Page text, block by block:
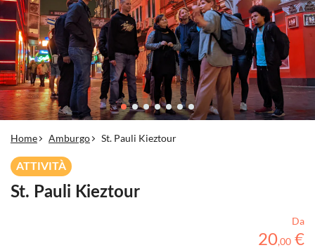
Home Amburgo St. Pauli Kieztour
ATTIVITÀ
St. Pauli Kieztour
Da
20,00 €